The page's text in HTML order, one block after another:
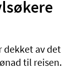
dekket av det
til reisen.